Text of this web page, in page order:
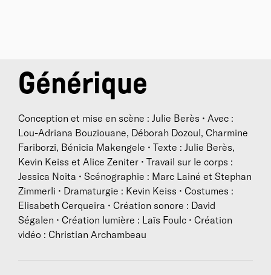
Générique
Conception et mise en scène : Julie Berès • Avec :
Lou-Adriana Bouziouane, Déborah Dozoul, Charmine
Fariborzi, Bénicia Makengele • Texte : Julie Berès,
Kevin Keiss et Alice Zeniter • Travail sur le corps :
Jessica Noita • Scénographie : Marc Lainé et Stephan
Zimmerli • Dramaturgie : Kevin Keiss • Costumes :
Elisabeth Cerqueira • Création sonore : David
Ségalen • Création lumière : Laïs Foulc • Création
vidéo : Christian Archambeau